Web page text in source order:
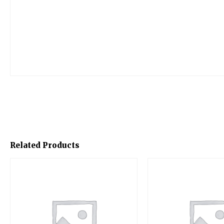
Related Products